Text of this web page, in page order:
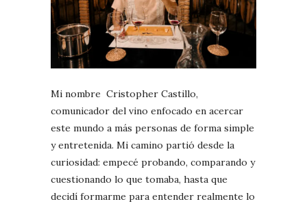
Mi nombre Cristopher Castillo,
comunicador del vino enfocado en acercar
este mundo a más personas de forma simple
y entretenida. Mi camino partió desde la
curiosidad: empecé probando, comparando y
cuestionando lo que tomaba, hasta que
decidí formarme para entender realmente lo